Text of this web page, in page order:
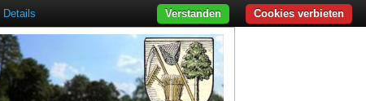
Details Cookies verbieten
Verstanden